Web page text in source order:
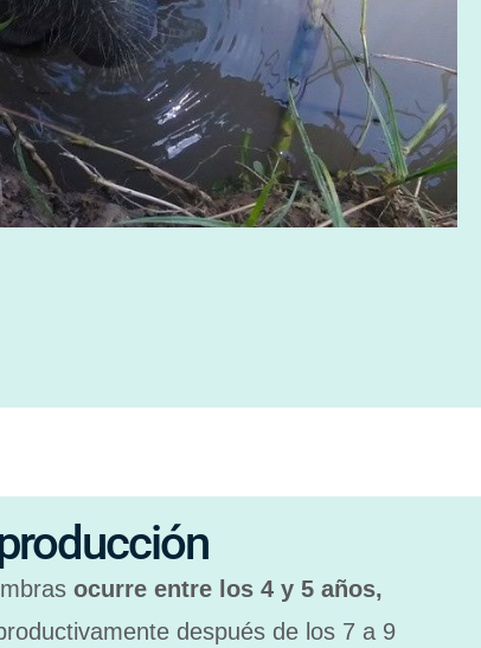
ocurre entre los 4 y 5 años,
después de los 7 a 9